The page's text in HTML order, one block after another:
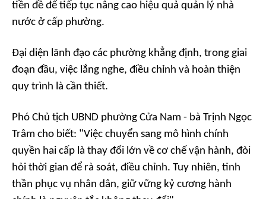
tiền đề để tiếp tục nâng cao hiệu quả quản lý nhà
nước ở cấp phường.
Đại diện lãnh đạo các phường khẳng định, trong giai
đoạn đầu, việc lắng nghe, điều chỉnh và hoàn thiện
quy trình là cần thiết.
Phó Chủ tịch UBND phường Cửa Nam - bà Trịnh Ngọc
Trâm cho biết: "Việc chuyển sang mô hình chính
quyền hai cấp là thay đổi lớn về cơ chế vận hành, đòi
hỏi thời gian để rà soát, điều chỉnh. Tuy nhiên, tinh
thần phục vụ nhân dân, giữ vững kỷ cương hành